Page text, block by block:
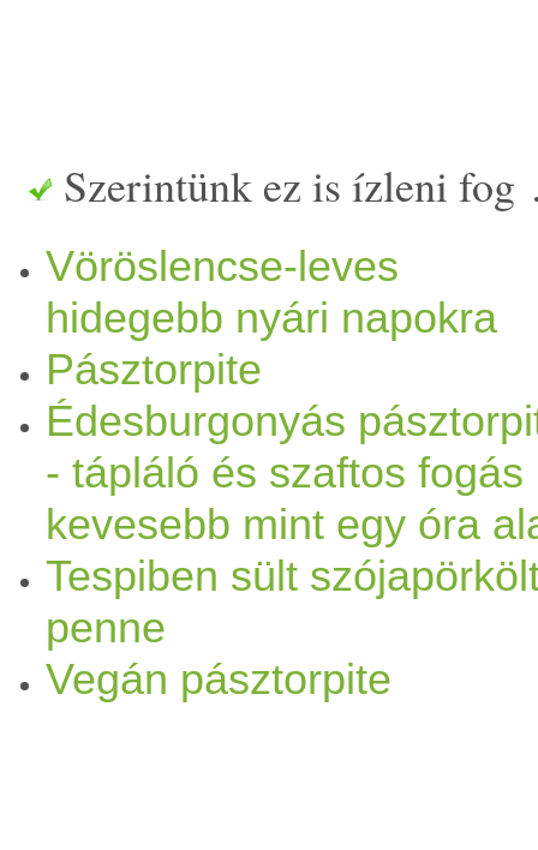
Szerintünk ez is ízleni
Vöröslencse-leves
hidegebb nyári napokra
Pásztorpite
Édesburgonyás
- tápláló és szaftos fogás
kevesebb mint egy óra
Tespiben sült
penne
Vegán pásztorpite